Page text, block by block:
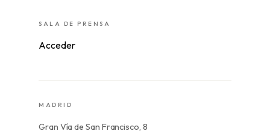
SALA DE PRENSA
Acceder
MADRID
Gran Vía de San Francisco, 8